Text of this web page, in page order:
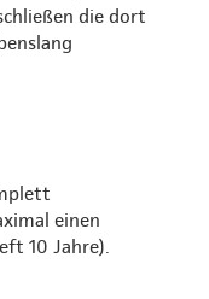
die dort
einen
10 Jahre).